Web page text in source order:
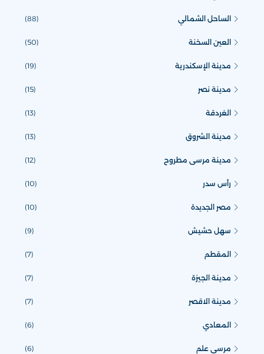
الساحل الشمالي (88)
العين السخنة (50)
مدينة الإسكندرية (19)
مدينة نصر (15)
الغردقة (13)
مدينة الشروق (13)
مدينة مرسى مطروح (12)
رأس سدر (10)
مصر الجديدة (10)
سهل حشيش (9)
المقطم (7)
مدينة الجيزة (7)
مدينة الاقصر (7)
المعادي (6)
مرسى علم (6)